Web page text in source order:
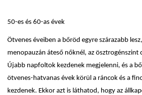
50-es és 60-as évek
Ötvenes éveiben a bőröd egyre szárazabb
menopauzán áteső nőknél, az ösztrogénszint
Újabb napfoltok kezdenek megjelenni, és a
ötvenes-hatvanas évek körül a ráncok és a
kezdenek. Ekkor azt is láthatod, hogy az